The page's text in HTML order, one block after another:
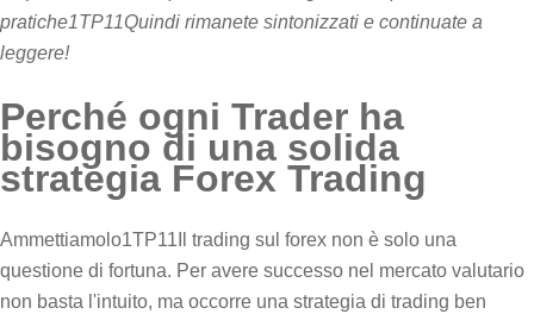
pratiche1TP11Quindi rimanete sintonizzati e continuate a
leggere!
Perché ogni Trader ha
bisogno di una solida
strategia Forex Trading
Ammettiamolo1TP11Il trading sul forex non è solo una
questione di fortuna. Per avere successo nel mercato valutario
non basta l'intuito, ma occorre una strategia di trading ben